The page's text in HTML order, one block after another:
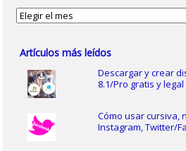
Archivos
Artículos más leídos
Descargar y crear
8.1/Pro gratis y legal
Cómo usar cursiva,
Instagram, Twitter/